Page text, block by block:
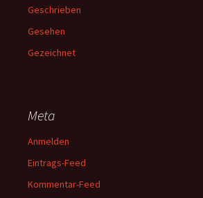
Geschrieben
Gesehen
Gezeichnet
Meta
Anmelden
Eintrags-Feed
Kommentar-Feed